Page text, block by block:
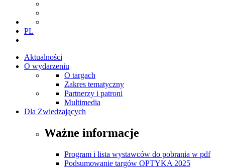
PL
Aktualności
O wydarzeniu
O targach
Zakres tematyczny
Partnerzy i patroni
Multimedia
Dla Zwiedzających
Ważne informacje
Program i lista wystawców do pobrania w pdf
Podsumowanie targów OPTYKA 2025